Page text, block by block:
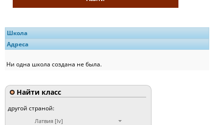
Школа
Адреса
Ни одна школа создана не была.
Найти класс
другой страной:
Латвия [lv]